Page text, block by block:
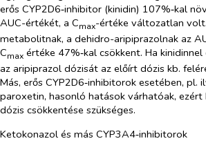
erős CYP2D6‑inhibitor (kinidin) 107%‑kal
AUC-értékét, a Cmax-értéke változatlan
metabolitnak, a dehidro-aripiprazolnak az
Cmax értéke 47%‑kal csökkent. Ha
az aripiprazol dózisát az előírt dózis kb.
Más, erős CYP2D6‑inhibitorok esetében, pl.
paroxetin, hasonló hatások várhatóak, ezért
dózis csökkentése szükséges.
Ketokonazol és más CYP3A4‑inhibitorok